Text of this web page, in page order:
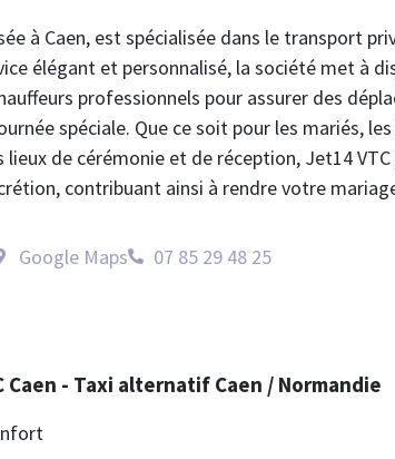
à Caen, est spécialisée dans le transport
élégant et personnalisé, la société met à
professionnels pour assurer des
spéciale. Que ce soit pour les mariés,
lieux de cérémonie et de réception, Jet14
contribuant ainsi à rendre votre
Google Maps 07 85 29 48 25
Caen - Taxi alternatif Caen / Normandie